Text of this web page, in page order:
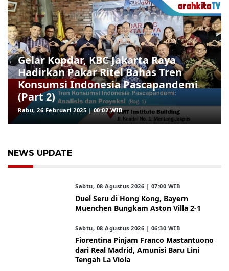
Gelar Kopdar, KBC Jakarta Raya
Hadirkan Pakar Ritel Bahas Tren
Konsumsi Indonesia Pascapandemi
(Part 2)
Rabu, 26 Februari 2025 | 00:02 WIB
NEWS UPDATE
Sabtu, 08 Agustus 2026 | 07:00 WIB
Duel Seru di Hong Kong, Bayern
Muenchen Bungkam Aston Villa 2-1
Sabtu, 08 Agustus 2026 | 06:30 WIB
Fiorentina Pinjam Franco Mastantuono
dari Real Madrid, Amunisi Baru Lini
Tengah La Viola